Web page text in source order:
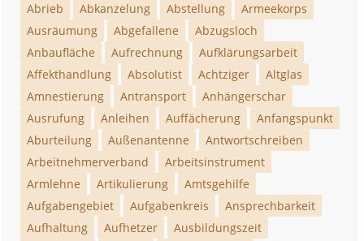
Abrieb
Abkanzelung Abstellung
Armeekorps
Ausräumung
Abgefallene
Abzugsloch
Anbaufläche
Aufrechnung
Aufklärungsarbeit
Affekthandlung
Absolutist Achtziger
Altglas
Amnestierung
Antransport
Anhängerschar
Ausrufung
Anleihen Auffächerung
Anfangspunkt
Aburteilung
Außenantenne
Antwortschreiben
Arbeitnehmerverband
Arbeitsinstrument
Armlehne
Artikulierung
Amtsgehilfe
Aufgabengebiet
Aufgabenkreis
Ansprechbarkeit
Aufhaltung
Aufhetzer
Ausbildungszeit